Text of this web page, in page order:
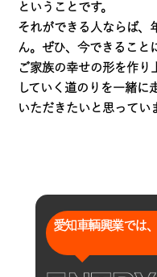
ということです。
それができる人ならば、
ん。ぜひ、今できること
ご家族の幸せの形を作り
していく道のりを一緒に
いただきたいと思ってい
愛知車輌興業では